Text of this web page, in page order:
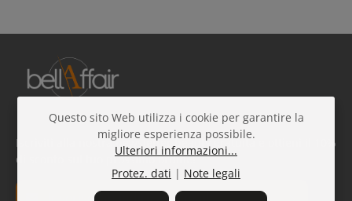
Iscriviti alla nostra newsletter beauty gratuita e ottieni il 10%
di sconto sul tuo prossimo ordine!
Indirizzo e-mail*
Questo sito Web utilizza i cookie per garantire la
migliore esperienza possibile.
Ulteriori informazioni...
Protez. dati | Note legali